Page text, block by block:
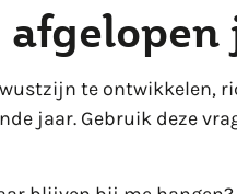
afgelopen
te ontwikkelen,
jaar. Gebruik deze